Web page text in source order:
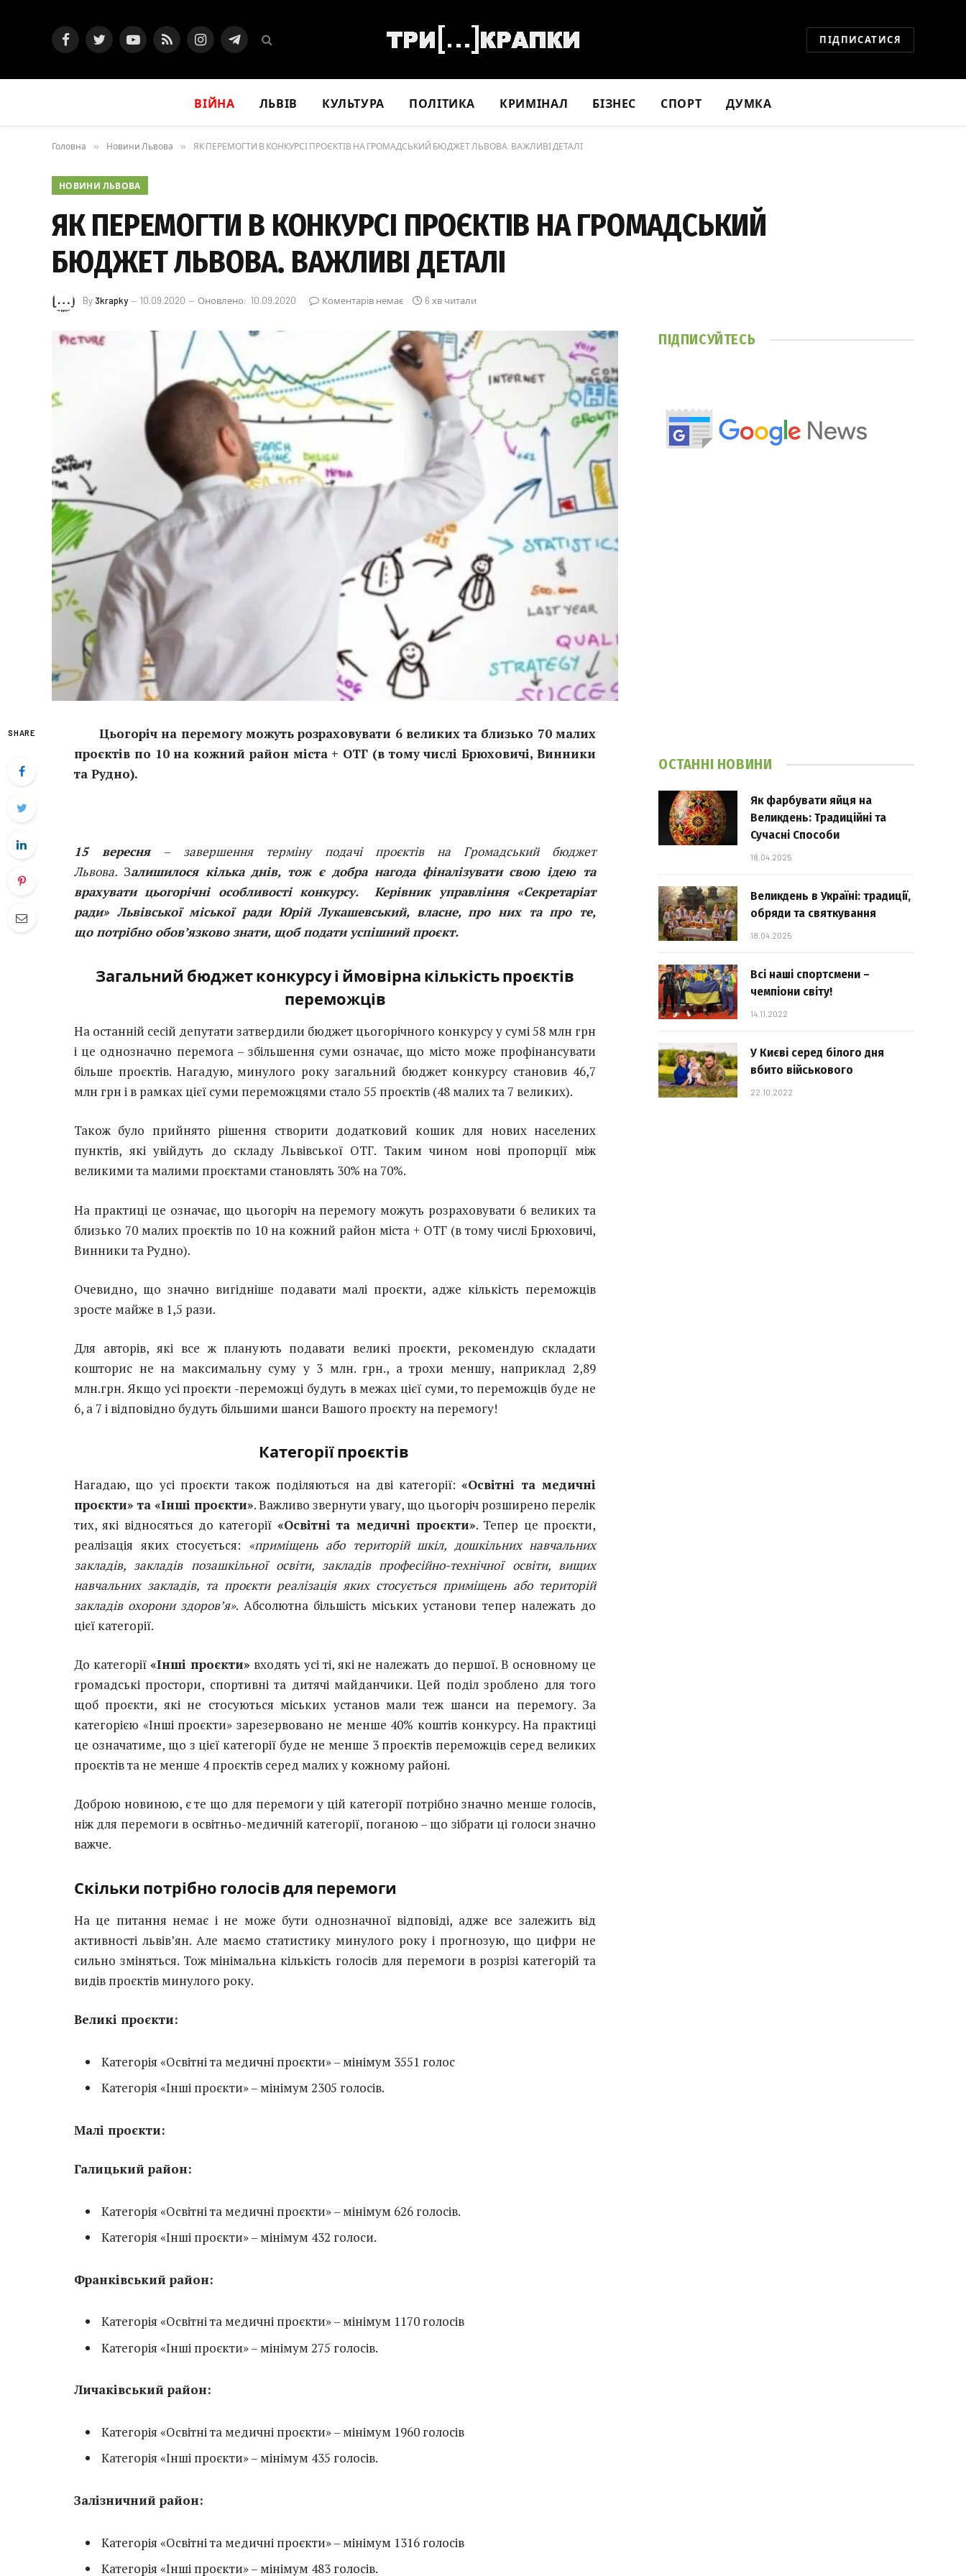
FacebookTwitterYouTubeRSS InstagramTelegram ПІДПИСАТИСЯ
ВІЙНА ЛЬВІВ КУЛЬТУРА ПОЛІТИКА КРИМІНАЛ БІЗНЕС СПОРТ ДУМКА
Головна » Новини Львова » ЯК ПЕРЕМОГТИ В КОНКУРСІ ПРОЄКТІВ НА ГРОМАДСЬКИЙ БЮДЖЕТ ЛЬВОВА. ВАЖЛИВІ ДЕТАЛІ
НОВИНИ ЛЬВОВА
ЯК ПЕРЕМОГТИ В КОНКУРСІ ПРОЄКТІВ НА ГРОМАДСЬКИЙ
БЮДЖЕТ ЛЬВОВА. ВАЖЛИВІ ДЕТАЛІ
By 3krapky 10.09.2020 Оновлено: 10.09.2020 Коментарів немає 6 хв читали
SHARE
Цьогоріч на перемогу можуть розраховувати 6 великих та близько 70 малих
проєктів по 10 на кожний район міста + ОТГ (в тому числі Брюховичі, Винники
та Рудно).
15 вересня – завершення терміну подачі проєктів на Громадський бюджет
Львова. Залишилося кілька днів, тож є добра нагода фіналізувати свою ідею та
врахувати цьогорічні особливості конкурсу. Керівник управління «Секретаріат
ради» Львівської міської ради Юрій Лукашевський, власне, про них та про те,
щопотрібно обов’язково знати, щоб подати успішний проєкт.
Загальний бюджет конкурсу і ймовірна кількість проєктів
переможців
На останній сесій депутати затвердили бюджет цьогорічного конкурсу у сумі 58 млн грн
і це однозначно перемога – збільшення суми означає, що місто може профінансувати
більше проєктів. Нагадую, минулого року загальний бюджет конкурсу становив 46,7
млн грн і в рамках цієї суми переможцями стало 55 проєктів (48 малих та 7 великих).
Також було прийнято рішення створити додатковий кошик для нових населених
пунктів, які увійдуть до складу Львівської ОТГ. Таким чином нові пропорції між
великими та малими проєктами становлять 30% на 70%.
На практиці це означає, що цьогоріч на перемогу можуть розраховувати 6 великих та
близько 70 малих проєктів по 10 на кожний район міста + ОТГ (в тому числі Брюховичі,
Винники та Рудно).
Очевидно, що значно вигідніше подавати малі проєкти, адже кількість переможців
зросте майже в 1,5 рази.
Для авторів, які все ж планують подавати великі проєкти, рекомендую складати
кошторис не на максимальну суму у 3 млн. грн., а трохи меншу, наприклад 2,89
млн.грн. Якщо усі проєкти -переможці будуть в межах цієї суми, то переможців буде не
6, а 7 і відповідно будуть більшими шанси Вашого проєкту на перемогу!
Категорії проєктів
Нагадаю, що усі проєкти також поділяються на дві категорії:«Освітні та медичні
проєкти» та «Інші проєкти». Важливо звернути увагу, що цьогоріч розширено перелік
тих, які відносяться до категорії «Освітні та медичні проєкти». Тепер це проєкти,
реалізація яких стосується: «приміщень або територій шкіл, дошкільних навчальних
закладів, закладів позашкільної освіти, закладів професійно-технічної освіти, вищих
навчальних закладів, та проєкти реалізація яких стосується приміщень або територій
закладів охорони здоров’я». Абсолютна більшість міських установи тепер належать до
цієї категорії.
До категорії «Інші проєкти» входять усі ті, які не належать до першої. В основному це
громадські простори, спортивні та дитячі майданчики. Цей поділ зроблено для того
щоб проєкти, які не стосуються міських установ мали теж шанси на перемогу. За
категорією «Інші проєкти» зарезервовано не менше 40% коштів конкурсу. На практиці
це означатиме, що з цієї категорії буде не менше 3 проєктів переможців серед великих
проєктів та не менше 4 проєктів серед малих у кожному районі.
Доброю новиною, є те що для перемоги у цій категорії потрібно значно менше голосів,
ніж для перемоги в освітньо-медичній категорії, поганою – що зібрати ці голоси значно
важче.
Скільки потрібно голосів для перемоги
На це питання немає і не може бути однозначної відповіді, адже все залежить від
активності львів’ян. Але маємо статистику минулого року і прогнозую, що цифри не
сильно зміняться. Тож мінімальна кількість голосів для перемоги в розрізі категорій та
видів проєктів минулого року.
Великі проєкти:
Категорія «Освітні та медичні проєкти» – мінімум 3551 голос
Категорія «Інші проєкти» – мінімум 2305 голосів.
Малі проєкти:
Галицький район:
Категорія «Освітні та медичні проєкти» – мінімум 626 голосів.
Категорія «Інші проєкти» – мінімум 432 голоси.
Франківський район:
Категорія «Освітні та медичні проєкти» – мінімум 1170 голосів
Категорія «Інші проєкти» – мінімум 275 голосів.
Личаківський район:
Категорія «Освітні та медичні проєкти» – мінімум 1960 голосів
Категорія «Інші проєкти» – мінімум 435 голосів.
Залізничний район:
Категорія «Освітні та медичні проєкти» – мінімум 1316 голосів
Категорія «Інші проєкти» – мінімум 483 голосів.
ПІДПИСУЙТЕСЬ
ОСТАННІ НОВИНИ
Як фарбувати яйця на
Великдень: Традиційні та
Сучасні Способи
18.04.2025
Великдень в Україні: традиції,
обряди та святкування
18.04.2025
Всі наші спортсмени –
чемпіони світу!
14.11.2022
У Києві серед білого дня
вбито військового
22.10.2022